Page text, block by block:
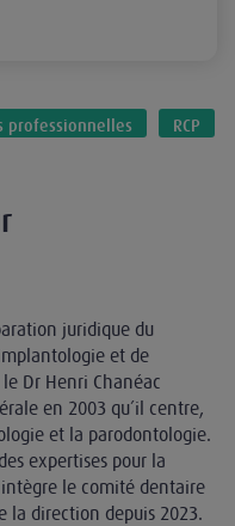
professionnelles RCP
juridique du
et de
Dr Henri Chanéac
en 2003 qu’il centre,
et la parodontologie.
expertises pour la
intègre le comité dentaire
la direction depuis 2023.